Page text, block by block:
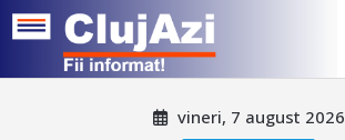
vineri, 7 august 2026